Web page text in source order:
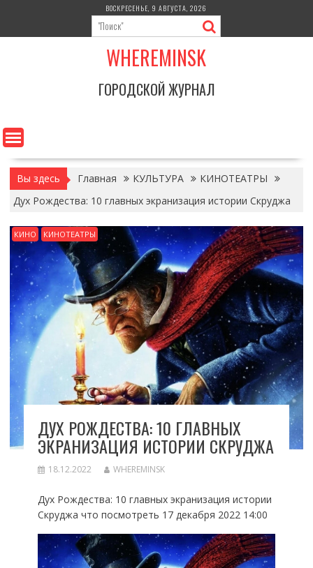
содержимому
ВОСКРЕСЕНЬЕ, 9 АВГУСТА, 2026
WHEREMINSK
ГОРОДСКОЙ ЖУРНАЛ
Вы здесь Главная КУЛЬТУРА
КИНОТЕАТРЫ
Дух Рождества: 10 главных экранизация истории Скруджа
КИНО КИНОТЕАТРЫ
ДУХ РОЖДЕСТВА: 10 ГЛАВНЫХ
ЭКРАНИЗАЦИЯ ИСТОРИИ СКРУДЖА
18.12.2022 WHEREMINSK
Дух Рождества: 10 главных экранизация истории
Скруджа что посмотреть 17 декабря 2022 14:00